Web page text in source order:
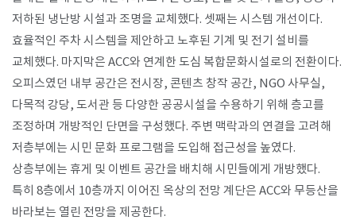
저하된 냉난방 시설과 조명을 교체했다. 셋째는 시스템 개선이다.
효율적인 주차 시스템을 제안하고 노후된 기계 및 전기 설비를
교체했다. 마지막은 ACC와 연계한 도심 복합문화시설로의 전환이다.
오피스였던 내부 공간은 전시장, 콘텐츠 창작 공간, NGO 사무실,
다목적 강당, 도서관 등 다양한 공공시설을 수용하기 위해 층고를
조정하며 개방적인 단면을 구성했다. 주변 맥락과의 연결을 고려해
저층부에는 시민 문화 프로그램을 도입해 접근성을 높였다.
상층부에는 휴게 및 이벤트 공간을 배치해 시민들에게 개방했다.
특히 8층에서 10층까지 이어진 옥상의 전망 계단은 ACC와 무등산을
바라보는 열린 전망을 제공한다.